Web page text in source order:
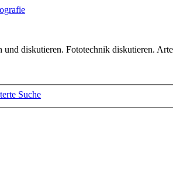
diskutieren. Fototechnik diskutieren.
Suche